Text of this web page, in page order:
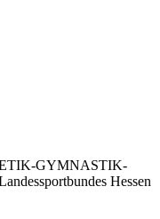
GYMNASTIK-
Hessen